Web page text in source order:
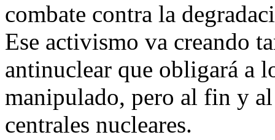
combate contra la
Ese activismo va creando
antinuclear que obligará a
manipulado, pero al fin y
centrales nucleares.